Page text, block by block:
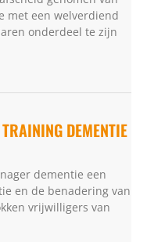
met een welverdiend
onderdeel te zijn
DEMENTIE
dementie een
en de benadering van
vrijwilligers van